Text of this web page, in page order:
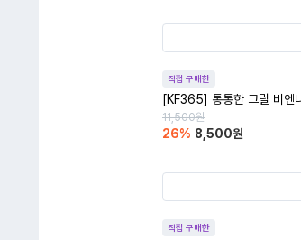
직접 구매한
[KF365] 통통한 그릴 비엔
11,500원
26% 8,500원
직접 구매한